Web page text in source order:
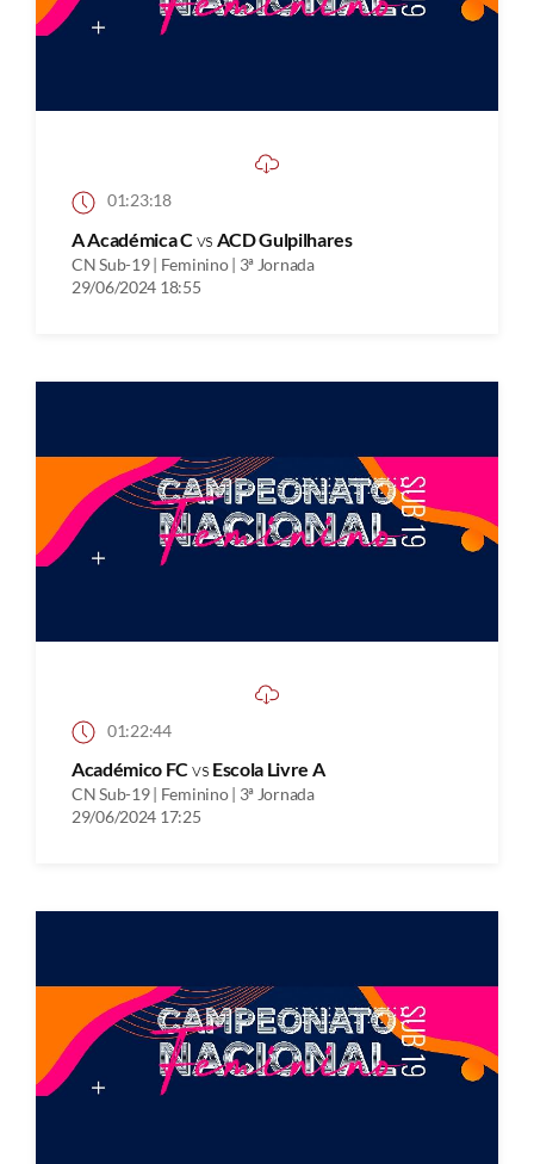
01:23:18
A Académica Cvs ACD Gulpilhares
CN Sub-19 | Feminino | 3ª Jornada
29/06/2024 18:55
01:22:44
Académico FCvs Escola Livre A
CN Sub-19 | Feminino | 3ª Jornada
29/06/2024 17:25